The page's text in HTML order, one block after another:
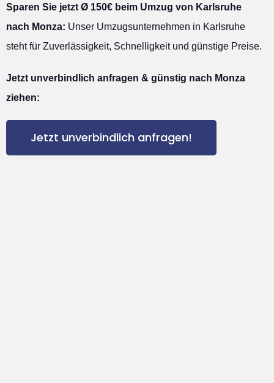
Sparen Sie jetzt Ø 150€ beim Umzug von Karlsruhe
nach Monza: Unser Umzugsunternehmen in Karlsruhe
steht für Zuverlässigkeit, Schnelligkeit und günstige Preise.
Jetzt unverbindlich anfragen & günstig nach Monza
ziehen:
Jetzt unverbindlich anfragen!